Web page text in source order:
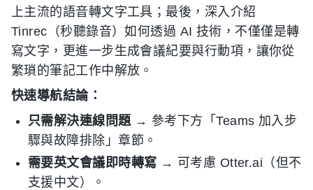
上主流的語音轉文字工具；最後，深入介紹
Tinrec（秒聽錄音）如何透過 AI 技術，不僅僅是轉
寫文字，更進一步生成會議紀要與行動項，讓你從
繁瑣的筆記工作中解放。
快速導航結論：
只需解決連線問題→ 參考下方「Teams 加入步
驟與故障排除」章節。
需要英文會議即時轉寫 → 可考慮 Otter.ai（但不
支援中文）。